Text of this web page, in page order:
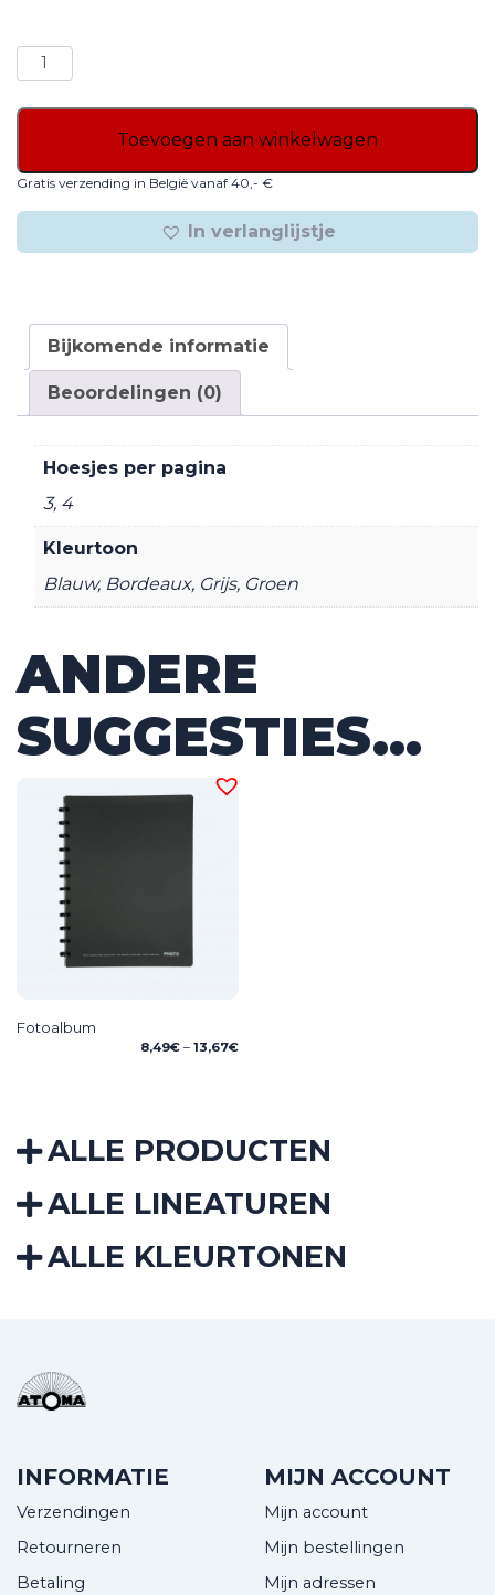
Loden
Fotoalbum
aantal
Toevoegen aan winkelwagen
Gratis verzending in België vanaf 40,- €
In verlanglijstje
Bijkomende informatie
Beoordelingen (0)
Hoesjes per pagina
3, 4
Kleurtoon
Blauw, Bordeaux, Grijs, Groen
ANDERE
SUGGESTIES…
Fotoalbum
8,49€ – 13,67€Price
ALLE PRODUCTEN
ALLE LINEATUREN
ALLE KLEURTONEN
INFORMATIE
Verzendingen
Retourneren
Betaling
MIJN ACCOUNT
Mijn account
Mijn bestellingen
Mijn adressen